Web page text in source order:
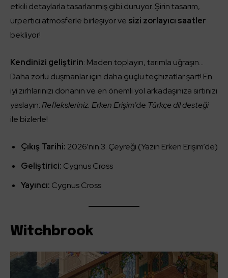
etkili detaylarla tasarlanmış gibi duruyor. Şirin tasarım,
ürpertici atmosferle birleşiyor ve sizi zorlayıcı saatler
bekliyor!
Kendinizi geliştirin: Maden toplayın, tarımla uğraşın…
Daha zorlu düşmanlar için daha güçlü teçhizatlar şart! En
iyi zırhlarınızı donanın ve en önemli yol arkadaşınıza sırtınızı
yaslayın:Refleksleriniz. Erken Erişim’de Türkçe dil desteği
ile bizlerle!
Çıkış Tarihi: 2026’nın 3. Çeyreği (Yazın Erken Erişim’de)
Geliştirici: Cygnus Cross
Yayıncı: Cygnus Cross
Witchbrook